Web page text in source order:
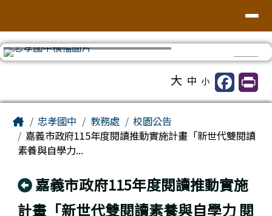
大 中 小
Home忠孝國中 教務處
校園公告
嘉義市政府115年度閱讀推動實施計畫「新世代雙閱讀
素養與自學力...
回上頁
嘉義市政府115年度閱讀推動實施
計畫「新世代雙閱讀素養與自學力 閱